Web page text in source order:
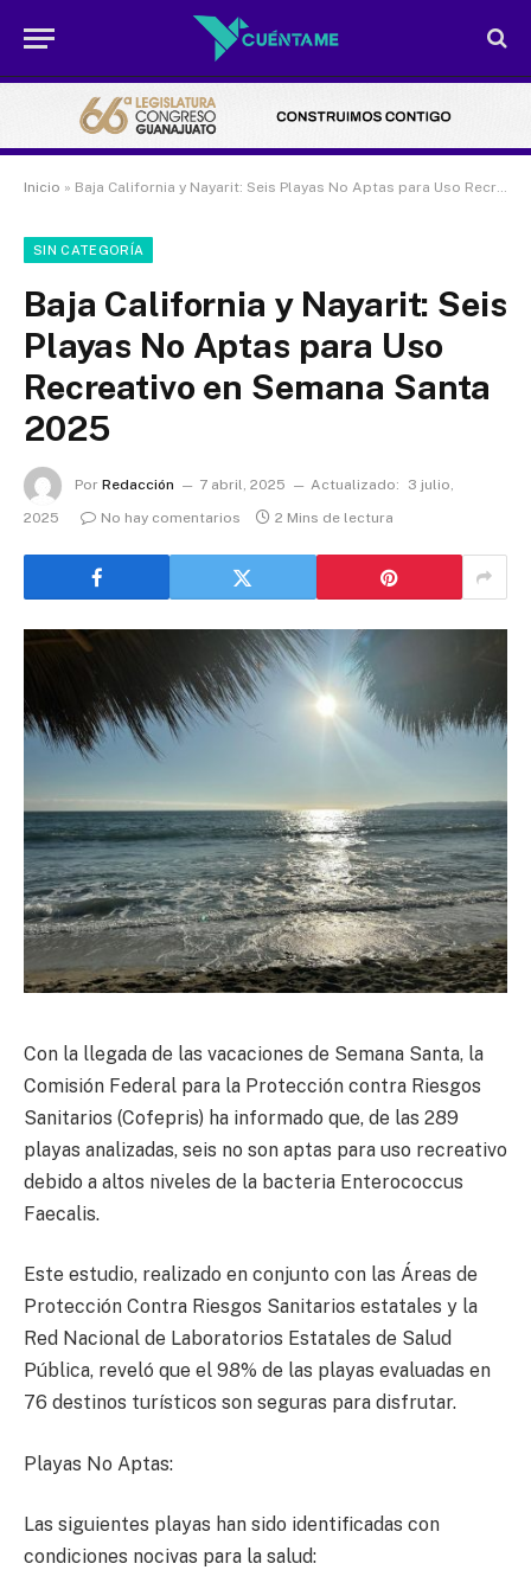
Inicio » Baja California y Nayarit: Seis Playas No Aptas para Uso Recreativo en Semana Santa 2025
SIN CATEGORÍA
Baja California y Nayarit: Seis
Playas No Aptas para Uso
Recreativo en Semana Santa
2025
Por Redacción 7 abril, 2025 Actualizado:
3 julio,
2025
No hay comentarios 2 Mins de lectura
Con la llegada de las vacaciones de Semana Santa, la
Comisión Federal para la Protección contra Riesgos
Sanitarios (Cofepris) ha informado que, de las 289
playas analizadas, seis no son aptas para uso recreativo
debido a altos niveles de la bacteria Enterococcus
Faecalis.
Este estudio, realizado en conjunto con las Áreas de
Protección Contra Riesgos Sanitarios estatales y la
Red Nacional de Laboratorios Estatales de Salud
Pública, reveló que el 98% de las playas evaluadas en
76 destinos turísticos son seguras para disfrutar.
Playas No Aptas:
Las siguientes playas han sido identificadas con
condiciones nocivas para la salud: